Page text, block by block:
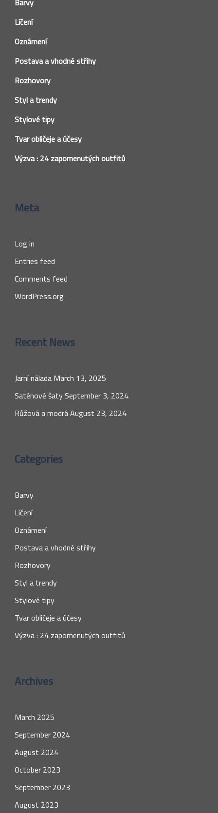
Líčení
Oznámení
Postava a vhodné střihy
Rozhovory
Styl a trendy
Stylové tipy
Tvar obličeje a účesy
Výzva : 24 zapomenutých outfitů
Meta
Log in
Entries feed
Comments feed
WordPress.org
Recent News
Jarní náladaMarch 13, 2025
Saténové šatySeptember 3, 2024
Růžová a modráAugust 23, 2024
Categories
Barvy
Líčení
Oznámení
Postava a vhodné střihy
Rozhovory
Styl a trendy
Stylové tipy
Tvar obličeje a účesy
Výzva : 24 zapomenutých outfitů
Archives
March 2025
September 2024
August 2024
October 2023
September 2023
August 2023